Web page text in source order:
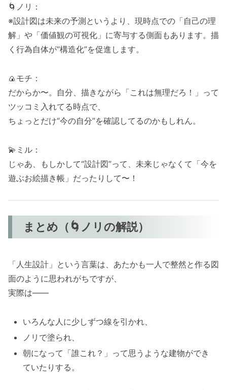
🌀ノリ：
※設計図は未来の予測というより、現時点での「自己の理
解」や「価値観の可視化」に寄与する側面もあります。描
く行為自体が“構造化”を促進します。
🍙モチ：
だからか〜。自分、描きながら「これは無理だろ！」って
ツッコミ入れてる時点で、
ちょっとだけ“今の自分”を確認してるのかもしれん。
💫ミル：
じゃあ、もしかして“設計図”って、未来じゃなくて「今を
遊ぶお絵描き帳」だったりして〜！
まとめ（🌀ノリの解説）
「人生設計」という言葉は、あたかも一人で整然と作る図
面のように思われがちですが、
実際は——
いろんな人に少しずつ線を引かれ、
ノリで塗られ、
朝になって「誰これ？」って思うような建物ができ
ていたりする。